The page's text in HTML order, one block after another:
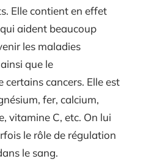
Elle contient en effet
aident beaucoup
les maladies
que le
certains cancers. Elle est
fer, calcium,
vitamine C, etc. On lui
le rôle de régulation
le sang.